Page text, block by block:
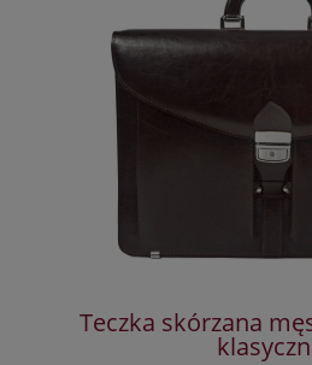
Teczka skórzana